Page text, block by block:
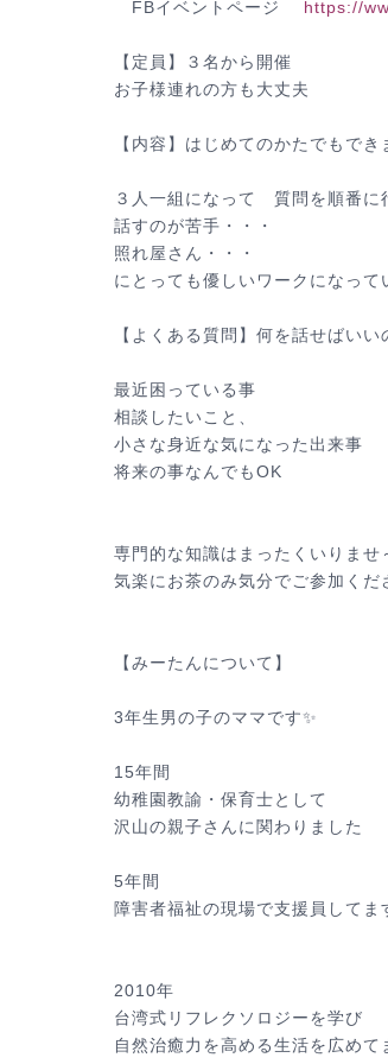
FBイベントページ https://
【定員】３名から開催
お子様連れの方も大丈夫
【内容】はじめてのかたでもで
３人一組になって 質問を順番に
話すのが苦手・・・
照れ屋さん・・・
にとっても優しいワークになって
【よくある質問】何を話せばいい
最近困っている事
相談したいこと、
小さな身近な気になった出来事
将来の事なんでもOK
専門的な知識はまったくいりませ
気楽にお茶のみ気分でご参加くだ
【みーたんについて】
3年生男の子のママです✨
15年間
幼稚園教諭・保育士として
沢山の親子さんに関わりました
5年間
障害者福祉の現場で支援員してま
2010年
台湾式リフレクソロジーを学び
自然治癒力を高める生活を広めて